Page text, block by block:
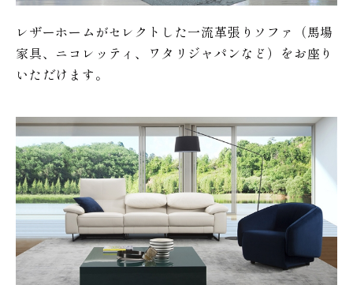
レザーホームがセレクトした一流革張りソファ（馬場
家具、ニコレッティ、ワタリジャパンなど）をお座り
いただけます。